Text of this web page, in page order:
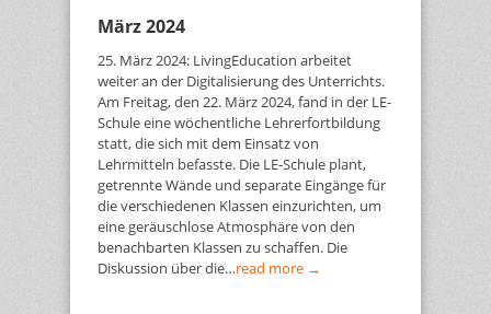
März 2024
25. März 2024: LivingEducation arbeitet
weiter an der Digitalisierung des Unterrichts.
Am Freitag, den 22. März 2024, fand in der LE-
Schule eine wöchentliche Lehrerfortbildung
statt, die sich mit dem Einsatz von
Lehrmitteln befasste. Die LE-Schule plant,
getrennte Wände und separate Eingänge für
die verschiedenen Klassen einzurichten, um
eine geräuschlose Atmosphäre von den
benachbarten Klassen zu schaffen. Die
Diskussion über die…read more →